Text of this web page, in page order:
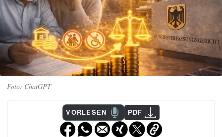
ChatGPT
VORLESEN PDF